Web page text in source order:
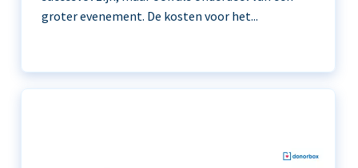
groter evenement. De kosten voor het...